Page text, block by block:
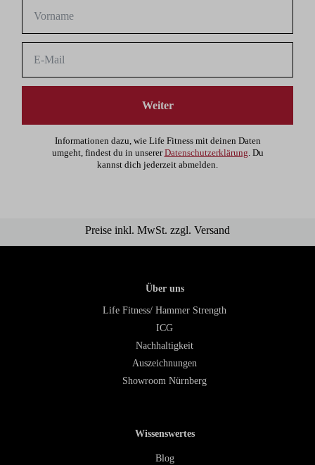
Weiter
Informationen dazu, wie Life Fitness mit deinen Daten
umgeht, findest du in unsererDatenschutzerklärung. Du
kannst dich jederzeit abmelden.
Preise inkl. MwSt. zzgl. Versand
Über uns
Life Fitness/ Hammer Strength
ICG
Nachhaltigkeit
Auszeichnungen
Showroom Nürnberg
Wissenswertes
Blog